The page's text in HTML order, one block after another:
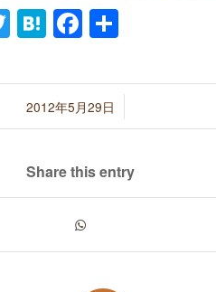
Twitter
HatenaFacebook
2012年5月29日
/
Share this entry